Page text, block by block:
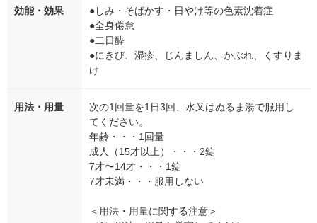
効能・効果
●しみ・そばかす・日やけ等の色素沈着症
●全身倦怠
●二日酔
●にきび、湿疹、じんましん、かぶれ、くすりま
け
用法・用量
次の1回量を1日3回、水又はぬるま湯で服用し
てください。
年齢・・・1回量
成人（15才以上）・・・2錠
7才〜14才・・・1錠
7才未満・・・服用しない
＜用法・用量に関する注意＞